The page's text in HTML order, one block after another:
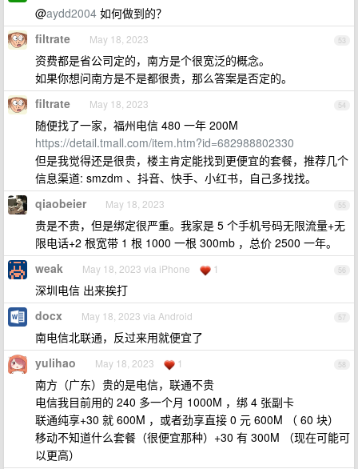
@aydd2004 如何做到的？
53
filtrate May 18, 2023
资费都是省公司定的，南方是个很宽泛的概念。
如果你想问南方是不是都很贵，那么答案是否定的。
54
filtrate May 18, 2023
随便找了一家，福州电信 480 一年 200M
https://detail.tmall.com/item.htm?id=682988802330
但是我觉得还是很贵，楼主肯定能找到更便宜的套餐，推荐几个
信息渠道: smzdm 、抖音、快手、小红书，自己多找找。
55
qiaobeier May 18, 2023
贵是不贵，但是绑定很严重。我家是 5 个手机号码无限流量+无
限电话+2 根宽带 1 根 1000 一根 300mb ，总价 2500 一年。
56
weak May 18, 2023 via iPhone 1
深圳电信 出来挨打
57
docx May 18, 2023 via Android
南电信北联通，反过来用就便宜了
58
yulihao May 18, 2023 1
南方（广东）贵的是电信，联通不贵
电信我目前用的 240 多一个月 1000M ，绑 4 张副卡
联通纯享+30 就 600M ，或者劲享直接 0 元 600M （ 60 块）
移动不知道什么套餐（很便宜那种）+30 有 300M （现在可能可
以更高）